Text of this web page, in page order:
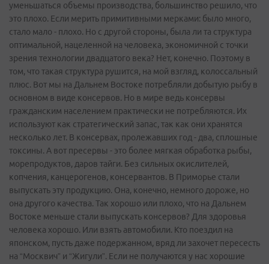
уменьшаться объемы производства, большинство решило, что
это плохо. Если мерить примитивными мерками: было много,
стало мало - плохо. Но с другой стороны, была ли та структура
оптимальной, нацеленной на человека, экономичной с точки
зрения технологии двадцатого века? Нет, конечно. Поэтому в
том, что такая структура рушится, на мой взгляд, колоссальный
плюс. Вот мы на Дальнем Востоке потребляли добытую рыбу в
основном в виде консервов. Но в мире ведь консервы
гражданским населением практически не потребляются. Их
используют как стратегический запас, так как они хранятся
несколько лет. В консервах, пролежавших год - два, сплошные
токсины. А вот пресервы - это более мягкая обработка рыбы,
морепродуктов, даров тайги. Без сильных окислителей,
копчения, канцерогенов, консервантов. В Приморье стали
выпускать эту продукцию. Она, конечно, немного дороже, но
она другого качества. Так хорошо или плохо, что на Дальнем
Востоке меньше стали выпускать консервов? Для здоровья
человека хорошо. Или взять автомобили. Кто поездил на
японском, пусть даже подержанном, вряд ли захочет пересесть
на “Москвич” и “Жигули”. Если не получаются у нас хорошие